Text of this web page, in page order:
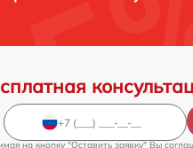
на кнопку "Оставить заявку" Вы